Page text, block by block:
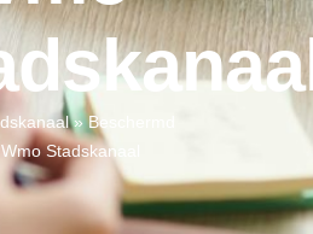
»Beschermd
Stadskanaal